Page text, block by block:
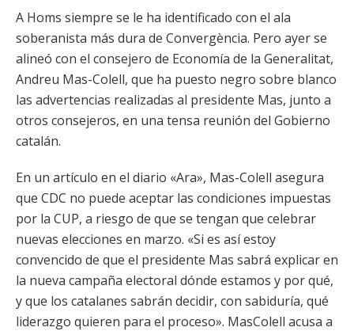
A Homs siempre se le ha identificado con el ala
soberanista más dura de Convergència. Pero ayer se
alineó con el consejero de Economía de la Generalitat,
Andreu Mas-Colell, que ha puesto negro sobre blanco
las advertencias realizadas al presidente Mas, junto a
otros consejeros, en una tensa reunión del Gobierno
catalán.
En un artículo en el diario «Ara», Mas-Colell asegura
que CDC no puede aceptar las condiciones impuestas
por la CUP, a riesgo de que se tengan que celebrar
nuevas elecciones en marzo. «Si es así estoy
convencido de que el presidente Mas sabrá explicar en
la nueva campaña electoral dónde estamos y por qué,
y que los catalanes sabrán decidir, con sabiduría, qué
liderazgo quieren para el proceso». MasColell acusa a